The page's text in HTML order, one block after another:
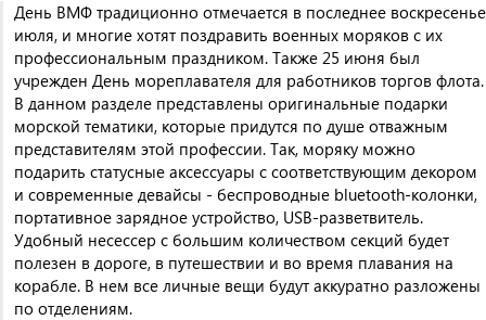
День ВМФ традиционно отмечается в последнее воскресенье
июля, и многие хотят поздравить военных моряков с их
профессиональным праздником. Также 25 июня был
учрежден День мореплавателя для работников торгов флота.
В данном разделе представлены оригинальные подарки
морской тематики, которые придутся по душе отважным
представителям этой профессии. Так, моряку можно
подарить статусные аксессуары с соответствующим декором
и современные девайсы - беспроводные bluetooth-колонки,
портативное зарядное устройство, USB-разветвитель.
Удобный несессер с большим количеством секций будет
полезен в дороге, в путешествии и во время плавания на
корабле. В нем все личные вещи будут аккуратно разложены
по отделениям.